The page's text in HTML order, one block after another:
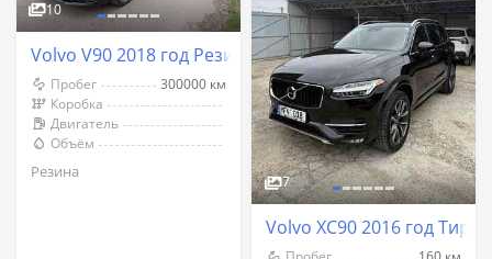
10
Volvo V90 2018 год Резина
Пробег
300000 км
Коробка
Двигатель
Объём
Резина
7
Volvo XC90 2016 год